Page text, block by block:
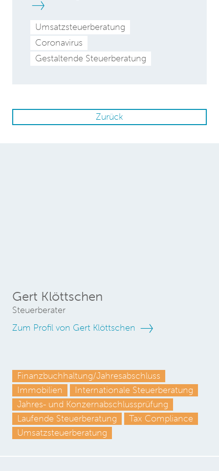
Umsatzsteuerberatung
Coronavirus
Gestaltende Steuerberatung
Zurück
Gert Klöttschen
Steuerberater
Zum Profil von Gert Klöttschen
Finanzbuchhaltung/Jahresabschluss
Immobilien
Internationale Steuerberatung
Jahres- und Konzernabschlussprüfung
Laufende Steuerberatung
Tax Compliance
Umsatzsteuerberatung